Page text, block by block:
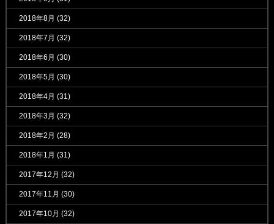
2018年8月 (32)
2018年7月 (32)
2018年6月 (30)
2018年5月 (30)
2018年4月 (31)
2018年3月 (32)
2018年2月 (28)
2018年1月 (31)
2017年12月 (32)
2017年11月 (30)
2017年10月 (32)